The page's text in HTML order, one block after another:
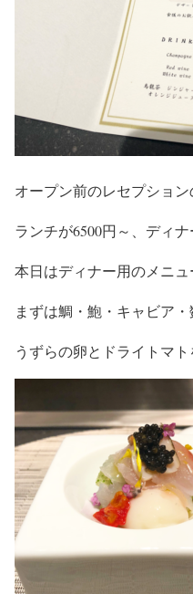
オープン前のレセプション
ランチが6500円～、ディナ
本日はディナー用のメニュ
まずは鯛・鮑・キャビア
うずらの卵とドライトマ